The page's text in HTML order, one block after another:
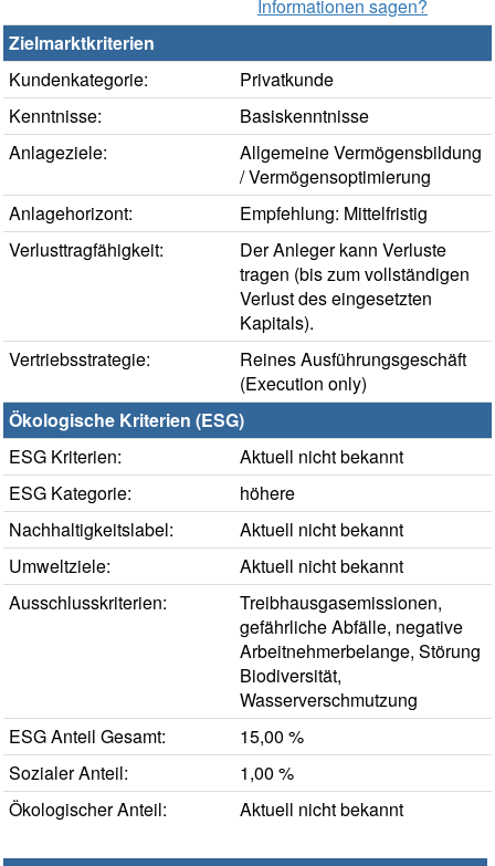
Informationen sagen?
Zielmarktkriterien
Kundenkategorie:
Privatkunde
Kenntnisse:
Basiskenntnisse
Anlageziele:
Allgemeine Vermögensbildung
/ Vermögensoptimierung
Anlagehorizont:
Empfehlung: Mittelfristig
Verlusttragfähigkeit:
Der Anleger kann Verluste
tragen (bis zum vollständigen
Verlust des eingesetzten
Kapitals).
Vertriebsstrategie:
Reines Ausführungsgeschäft
(Execution only)
Ökologische Kriterien (ESG)
ESG Kriterien:
Aktuell nicht bekannt
ESG Kategorie:
höhere
Nachhaltigkeitslabel:
Aktuell nicht bekannt
Umweltziele:
Aktuell nicht bekannt
Ausschlusskriterien:
Treibhausgasemissionen,
gefährliche Abfälle, negative
Arbeitnehmerbelange, Störung
Biodiversität,
Wasserverschmutzung
ESG Anteil Gesamt:
15,00 %
Sozialer Anteil:
1,00 %
Ökologischer Anteil:
Aktuell nicht bekannt